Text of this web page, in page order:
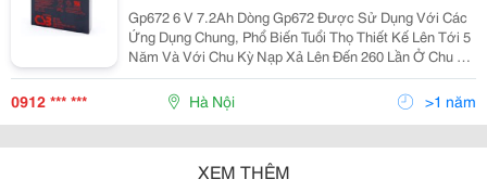
Gp672 6 V 7.2Ah Dòng Gp672 Được Sử Dụng Với Các
Ứng Dụng Chung, Phổ Biến Tuổi Thọ Thiết Kế Lên Tới 5
Năm Và Với Chu Kỳ Nạp Xả Lên Đến 260 Lần Ở Chu Kỳ
Xả 100%. Như Tất Cả Các Dòng Khác Của Csb Gp672
Có Thế Sạc Lại, Hiệu Suất C
0912 *** *** Hà Nội >1 năm
XEM THÊM